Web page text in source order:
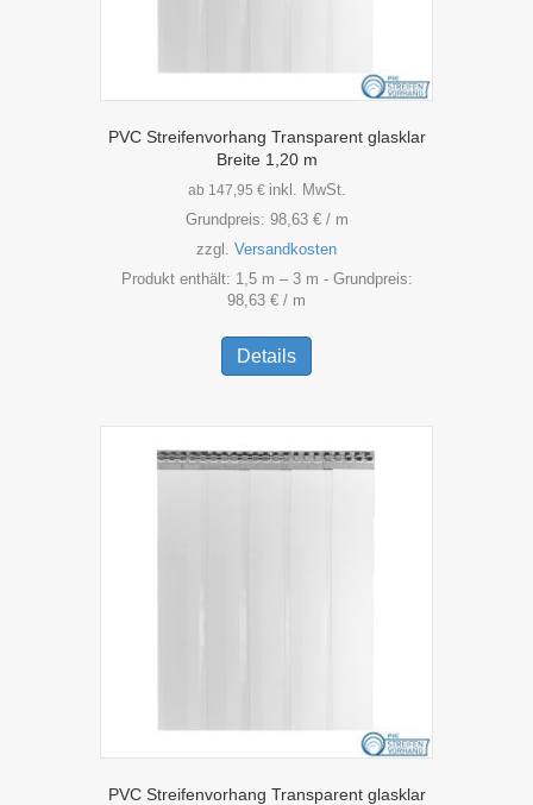
PVC Streifenvorhang Transparent glasklar
Breite 1,20 m
ab 147,95 € inkl. MwSt.
Grundpreis: 98,63 €/ m
zzgl. Versandkosten
Produkt enthält: 1,5 m – 3 m - Grundpreis:
98,63 € / m
Details
weist
Varianten
auf.
Die
PVC Streifenvorhang Transparent glasklar